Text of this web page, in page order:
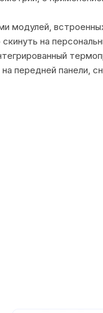
модулей,
на
передней панели,